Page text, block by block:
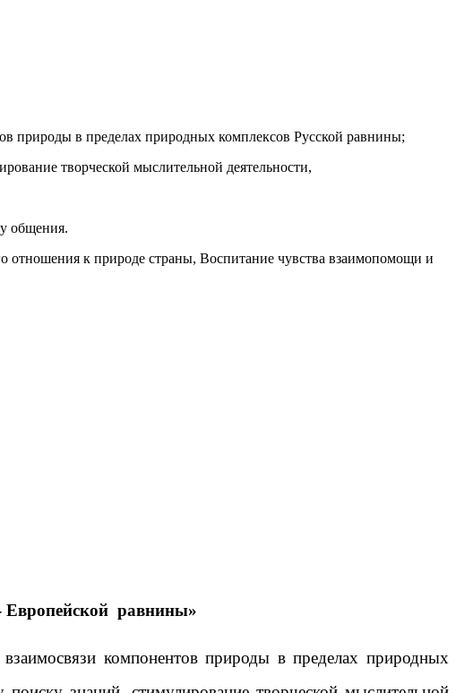
природы в пределах природных комплексов Русской равнины;
творческой мыслительной деятельности,
общения.
отношения к природе страны, Воспитание чувства взаимопомощи и
Европейской равнины»
компонентов природы в пределах природных